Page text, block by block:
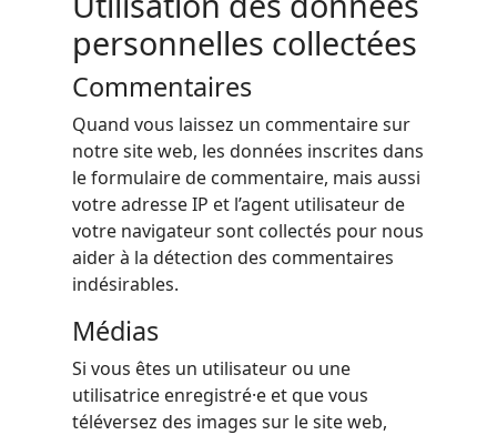
personnelles collectées
Commentaires
Quand vous laissez un commentaire sur
notre site web, les données inscrites dans
le formulaire de commentaire, mais aussi
votre adresse IP et l’agent utilisateur de
votre navigateur sont collectés pour nous
aider à la détection des commentaires
indésirables.
Médias
Si vous êtes un utilisateur ou une
utilisatrice enregistré·e et que vous
téléversez des images sur le site web,